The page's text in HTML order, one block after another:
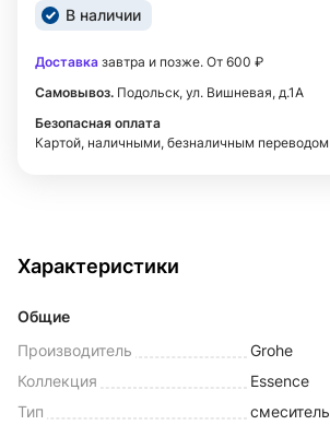
В наличии
Доставка завтра и позже. От 600 ₽
Самовывоз. Подольск, ул. Вишневая, д.1А
Безопасная оплата
Картой, наличными, безналичным переводом
Характеристики
Общие
Производитель
Grohe
Коллекция
Essence
Тип
смеситель